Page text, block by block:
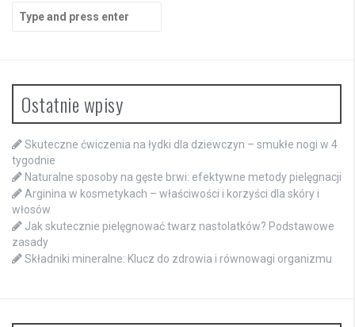
for:
Ostatnie wpisy
Skuteczne ćwiczenia na łydki dla dziewczyn – smukłe nogi w 4
tygodnie
Naturalne sposoby na gęste brwi: efektywne metody pielęgnacji
Arginina w kosmetykach – właściwości i korzyści dla skóry i
włosów
Jak skutecznie pielęgnować twarz nastolatków? Podstawowe
zasady
Składniki mineralne: Klucz do zdrowia i równowagi organizmu